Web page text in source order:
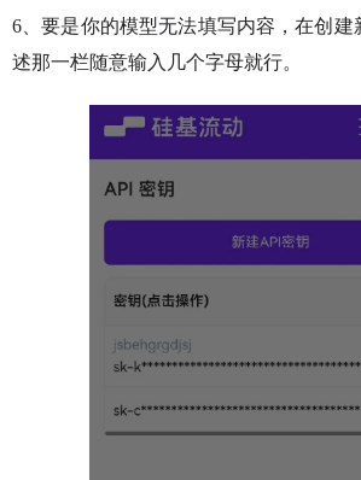
6、要是你的模型无法填写内容，在创建
述那一栏随意输入几个字母就行。